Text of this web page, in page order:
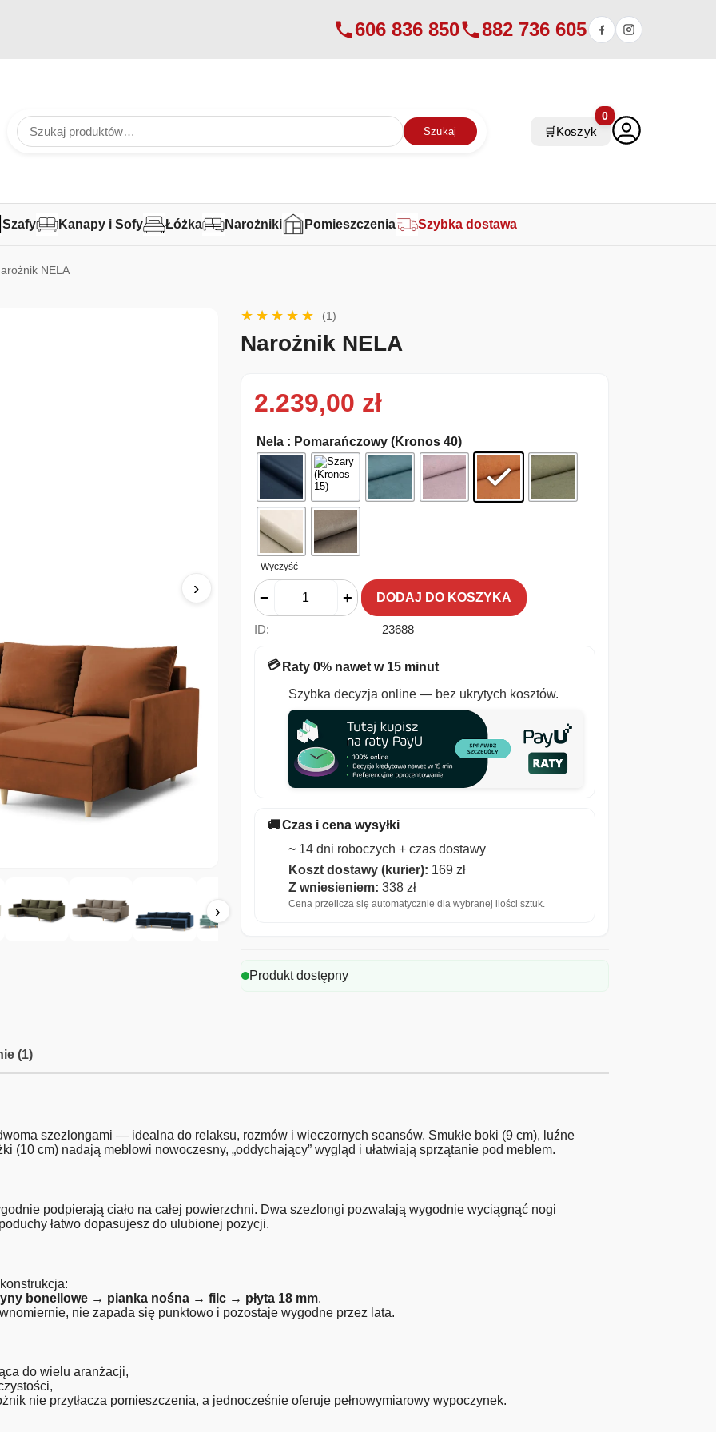
606 836 850 882 736 605
Szukaj 🛒Koszyk
0
Szafy Kanapy i Sofy Łóżka Narożniki Pomieszczenia Szybka dostawa
NELA
›
›
(1)
Narożnik NELA
2.239,00 zł
Nela : Pomarańczowy (Kronos 40)
Wyczyść
− + DODAJ DO KOSZYKA
ID: 23688
💳 Raty 0% nawet w 15 minut
Szybka decyzja online — bez ukrytych kosztów.
🚚Czas i cena wysyłki
~ 14 dni roboczych + czas dostawy
Koszt dostawy (kurier): 169 zł
Z wniesieniem: 338 zł
Cena przelicza się automatycznie dla wybranej ilości sztuk.
Produkt dostępny
(1)
szezlongami — idealna do relaksu, rozmów i wieczornych seansów. Smukłe boki (9 cm), luźne
(10 cm) nadają meblowi nowoczesny, „oddychający” wygląd i ułatwiają sprzątanie pod meblem.
podpierają ciało na całej powierzchni. Dwa szezlongi pozwalają wygodnie wyciągnąć nogi
łatwo dopasujesz do ulubionej pozycji.
bonellowe → pianka nośna → filc → płyta 18 mm.
nie zapada się punktowo i pozostaje wygodne przez lata.
do wielu aranżacji,
nie przytłacza pomieszczenia, a jednocześnie oferuje pełnowymiarowy wypoczynek.